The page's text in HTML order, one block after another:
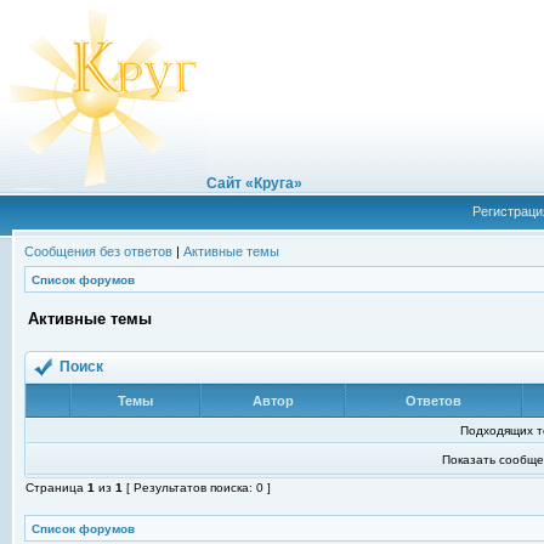
Сайт «Круга»
Сообщения без ответов | Активные темы
Список форумов
Активные темы
Поиск
Темы Автор Ответов
Подходящих
Показать
Страница 1 из 1 [ Результатов поиска: 0 ]
Список форумов